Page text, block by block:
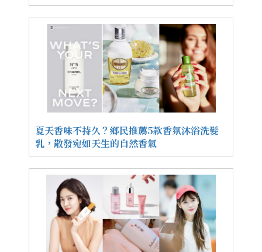
夏天香味不持久？鄉民推薦5款香氛沐浴洗髮
乳，散發宛如天生的自然香氣